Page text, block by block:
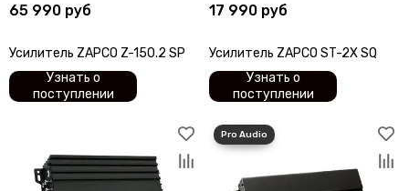
65 990 руб
Усилитель ZAPCO Z-150.2 SP
Узнать о
поступлении
17 990 руб
Усилитель ZAPCO ST-2X SQ
Узнать о
поступлении